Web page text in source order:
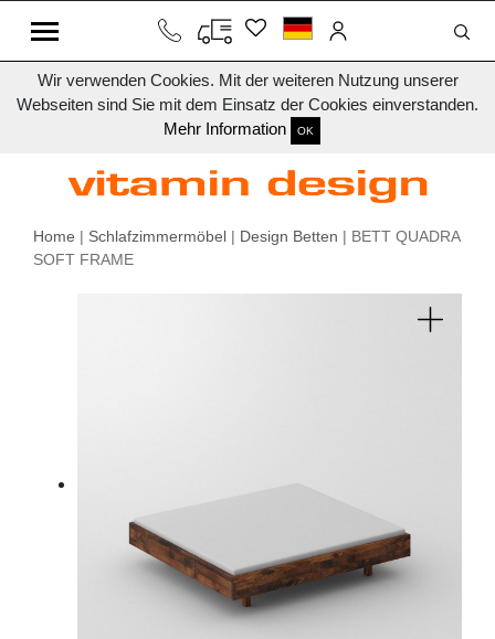
Wir verwenden Cookies. Mit der weiteren Nutzung unserer
Webseiten sind Sie mit dem Einsatz der Cookies einverstanden.
Mehr Information
OK
Home | Schlafzimmermöbel | Design Betten | BETT QUADRA
SOFT FRAME